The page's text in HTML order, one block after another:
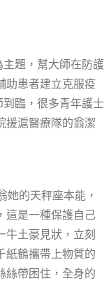
題，幫大師在防護
助患者建立克服疫
到臨，很多青年護士
援滬醫療隊的翁潔
的天秤座本能，
這是一種保護自己
牛土豪見狀，立刻
紙鶴攜帶上物質的
絲帶困住，全身的